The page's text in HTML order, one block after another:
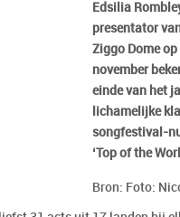
Edsilia
presentator
Ziggo Dome
november
einde van het
lichamelijke
songfestival-
‘Top of the
Bron: Foto: